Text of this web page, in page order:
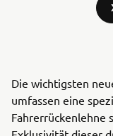
Die wichtigsten
umfassen eine
Fahrerrückenlehne